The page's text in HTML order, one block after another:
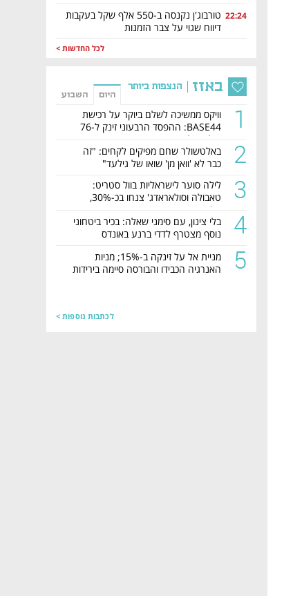
22:24
טורבוג'ן נקנסה ב-550 אלף שקל בעקבות
דיווח שגוי על צבר הזמנות
לכל החדשות >
באזז הנצפות ביותר
היום השבוע
1
וויקס ממשיכה לשלם ביוקר על רכישת
BASE44: ההפסד הרבעוני זינק ל-76
מיליון דולר
2
באלטשולר שחם מפיקים לקחים: "זה
כבר לא 'וואן מן' שואו של גילעד"
3
לילה סוער לישראליות בוול סטריט:
טאבולה וסולאראדג' צנחו בכ-30%,
קלטורה זינקה ב-35%
4
בלי צינון, עם סימני שאלה: בכיר ביטחוני
נוסף מצטרף לדדי ברנע באונדס
5
מניית אל על זינקה ב-15%; מניות
האנרגיה הכבידו והבורסה סיימה בירידות
לכתבות נוספות >